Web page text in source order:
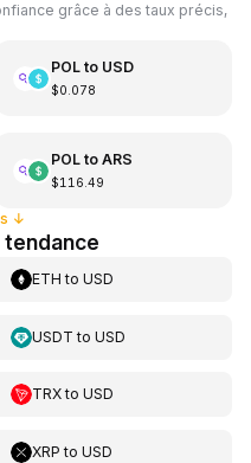
grâce à des taux précis,
POLto USD
$0.078
POLto ARS
$116.49
↓
tendance
ETH toUSD
USDT toUSD
TRXtoUSD
XRP toUSD